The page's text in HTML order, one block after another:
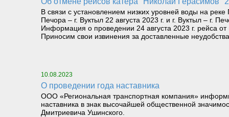
В связи с установлением низких уровней воды на
Печора – г. Вуктыл 22 августа 2023 г. и г. Вуктыл – г.
Информация о проведении 24 августа 2023 г. рейса
Приносим свои извинения за доставленные
10.08.2023
О проведении года наставника
ООО «Региональная транспортная компания»
наставника в знак высочайшей общественной
Дмитриевича Ушинского.